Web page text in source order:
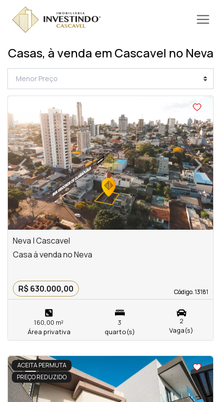
Casas, à venda em Cascavel no Neva
‹Previous ›
Next
Neva | Cascavel
Código. 13181
Código. 13181
Casa à venda no Neva
R$ 630.000,00
160,00 m²
Área privativa
3
quarto(s)
2
Vaga(s)
ACEITA PERMUTA
PREÇO REDUZIDO
<<<<